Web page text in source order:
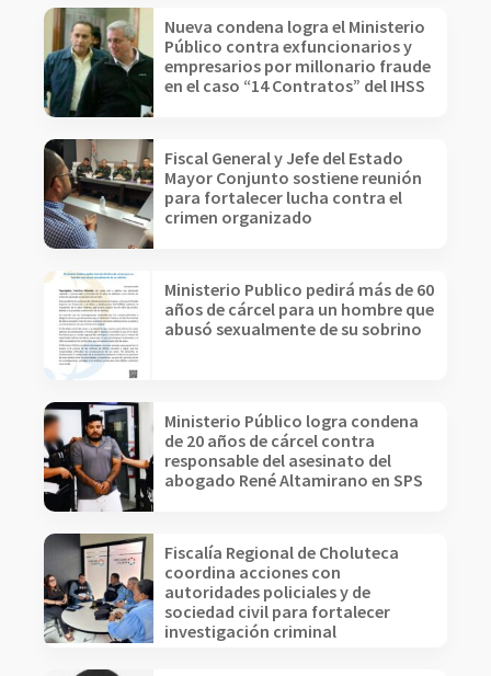
Nueva condena logra el Ministerio
Público contra exfuncionarios y
empresarios por millonario fraude
en el caso “14 Contratos” del IHSS
Fiscal General y Jefe del Estado
Mayor Conjunto sostiene reunión
para fortalecer lucha contra el
crimen organizado
Ministerio Publico pedirá más de 60
años de cárcel para un hombre que
abusó sexualmente de su sobrino
Ministerio Público logra condena
de 20 años de cárcel contra
responsable del asesinato del
abogado René Altamirano en SPS
Fiscalía Regional de Choluteca
coordina acciones con
autoridades policiales y de
sociedad civil para fortalecer
investigación criminal